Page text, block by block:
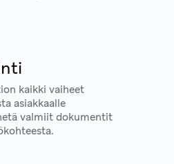
kaikki vaiheet
asiakkaalle
valmiit dokumentit